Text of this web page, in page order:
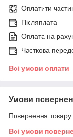
Оплатити
Післяплата
Оплата на
Часткова
Всі умови оплати
Умови
Повернення товару
Всі умови